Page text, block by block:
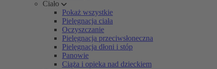
Ciało
Pokaż wszystkie
Pielęgnacja ciała
Oczyszczanie
Pielęgnacja przeciwsłoneczna
Pielęgnacja dłoni i stóp
Panowie
Ciąża i opieka nad dzieckiem